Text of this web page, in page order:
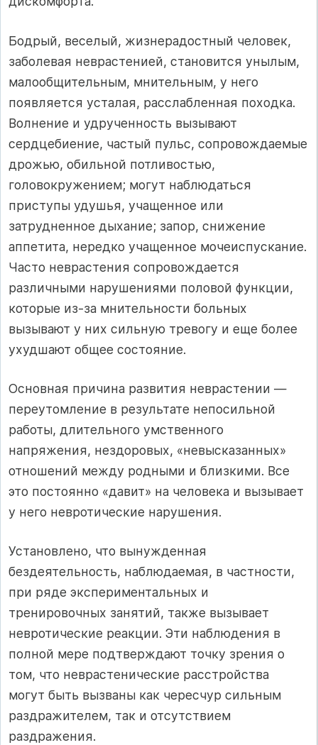
Бодрый, веселый, жизнерадостный человек,
заболевая неврастенией, становится унылым,
малообщительным, мнительным, у него
появляется усталая, расслабленная походка.
Волнение и удрученность вызывают
сердцебиение, частый пульс, сопровождаемые
дрожью, обильной потливостью,
головокружением; могут наблюдаться
приступы удушья, учащенное или
затрудненное дыхание; запор, снижение
аппетита, нередко учащенное мочеиспускание.
Часто неврастения сопровождается
различными нарушениями половой функции,
которые из-за мнительности больных
вызывают у них сильную тревогу и еще более
ухудшают общее состояние.
Основная причина развития неврастении —
переутомление в результате непосильной
работы, длительного умственного
напряжения, нездоровых, «невысказанных»
отношений между родными и близкими. Все
это постоянно «давит» на человека и вызывает
у него невротические нарушения.
Установлено, что вынужденная
бездеятельность, наблюдаемая, в частности,
при ряде экспериментальных и
тренировочных занятий, также вызывает
невротические реакции. Эти наблюдения в
полной мере подтверждают точку зрения о
том, что неврастенические расстройства
могут быть вызваны как чересчур сильным
раздражителем, так и отсутствием
раздражения.